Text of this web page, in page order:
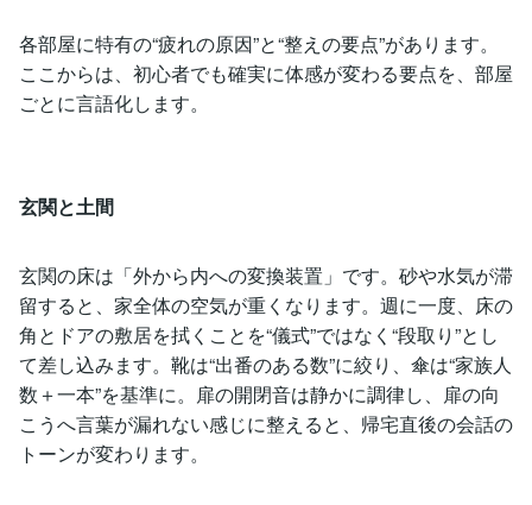
各部屋に特有の“疲れの原因”と“整えの要点”があります。
ここからは、初心者でも確実に体感が変わる要点を、部屋
ごとに言語化します。
玄関と土間
玄関の床は「外から内への変換装置」です。砂や水気が滞
留すると、家全体の空気が重くなります。週に一度、床の
角とドアの敷居を拭くことを“儀式”ではなく“段取り”とし
て差し込みます。靴は“出番のある数”に絞り、傘は“家族人
数＋一本”を基準に。扉の開閉音は静かに調律し、扉の向
こうへ言葉が漏れない感じに整えると、帰宅直後の会話の
トーンが変わります。